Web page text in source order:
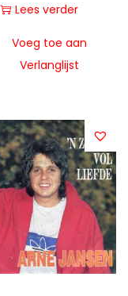
Lees verder
Voeg toe aan
Verlanglijst